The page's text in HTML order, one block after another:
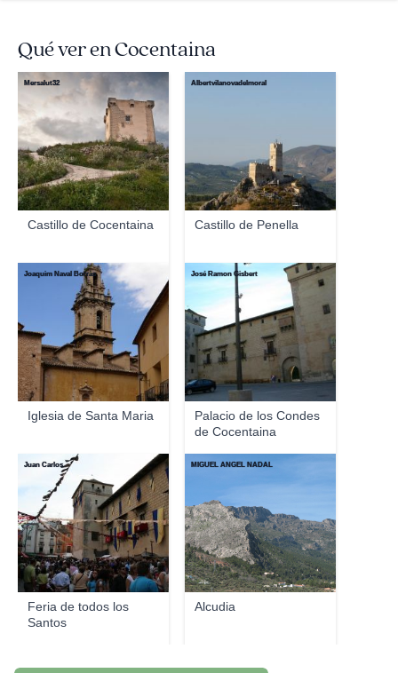
Qué ver en Cocentaina
Castillo de Cocentaina
Mersalut32
Castillo de Penella
Albertvilanovadelmoral
Iglesia de Santa Maria
Joaquim Naval Borràs
Palacio de los Condes
de Cocentaina
José Ramon Gisbert
Feria de todos los
Santos
Juan Carlos
Alcudia
MIGUEL ANGEL NADAL